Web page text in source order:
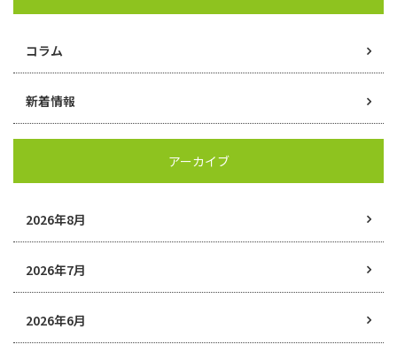
コラム
新着情報
アーカイブ
2026年8月
2026年7月
2026年6月